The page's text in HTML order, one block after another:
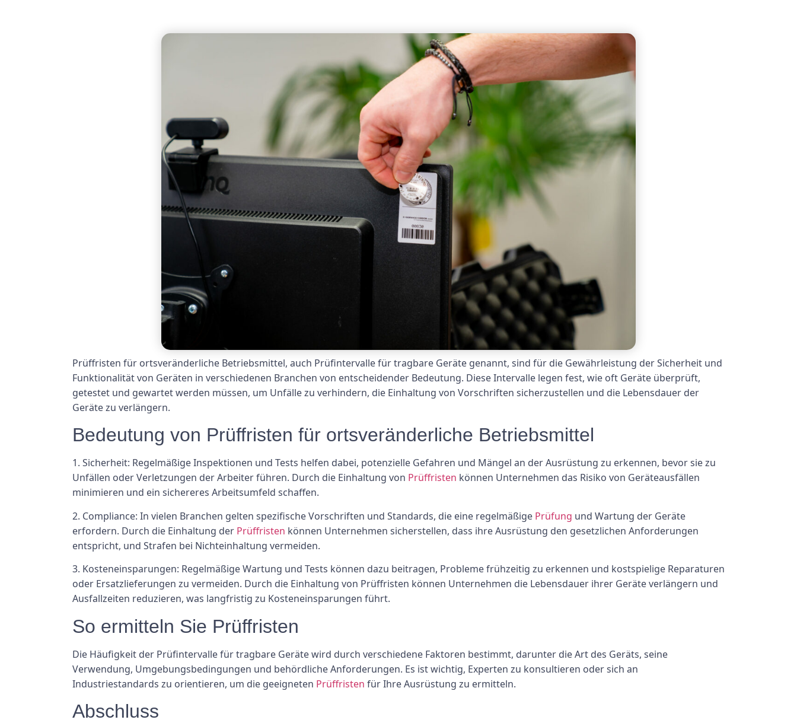
Prüffristen für ortsveränderliche Betriebsmittel, auch Prüfintervalle für tragbare Geräte genannt, sind für die Gewährleistung der Sicherheit und
Funktionalität von Geräten in verschiedenen Branchen von entscheidender Bedeutung. Diese Intervalle legen fest, wie oft Geräte überprüft,
getestet und gewartet werden müssen, um Unfälle zu verhindern, die Einhaltung von Vorschriften sicherzustellen und die Lebensdauer der
Geräte zu verlängern.
Bedeutung von Prüffristen für ortsveränderliche Betriebsmittel
1. Sicherheit: Regelmäßige Inspektionen und Tests helfen dabei, potenzielle Gefahren und Mängel an der Ausrüstung zu erkennen, bevor sie zu
Unfällen oder Verletzungen der Arbeiter führen. Durch die Einhaltung von Prüffristen können Unternehmen das Risiko von Geräteausfällen
minimieren und ein sichereres Arbeitsumfeld schaffen.
2. Compliance: In vielen Branchen gelten spezifische Vorschriften und Standards, die eine regelmäßige Prüfung und Wartung der Geräte
erfordern. Durch die Einhaltung der Prüffristen können Unternehmen sicherstellen, dass ihre Ausrüstung den gesetzlichen Anforderungen
entspricht, und Strafen bei Nichteinhaltung vermeiden.
3. Kosteneinsparungen: Regelmäßige Wartung und Tests können dazu beitragen, Probleme frühzeitig zu erkennen und kostspielige Reparaturen
oder Ersatzlieferungen zu vermeiden. Durch die Einhaltung von Prüffristen können Unternehmen die Lebensdauer ihrer Geräte verlängern und
Ausfallzeiten reduzieren, was langfristig zu Kosteneinsparungen führt.
So ermitteln Sie Prüffristen
Die Häufigkeit der Prüfintervalle für tragbare Geräte wird durch verschiedene Faktoren bestimmt, darunter die Art des Geräts, seine
Verwendung, Umgebungsbedingungen und behördliche Anforderungen. Es ist wichtig, Experten zu konsultieren oder sich an
Industriestandards zu orientieren, um die geeigneten Prüffristen für Ihre Ausrüstung zu ermitteln.
Abschluss